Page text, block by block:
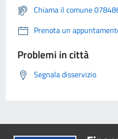
Chiama il comune
Prenota un
Problemi in città
Segnala disservizio